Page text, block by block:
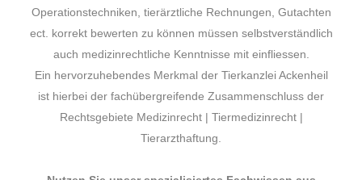
Operationstechniken, tierärztliche Rechnungen, Gutachten
ect. korrekt bewerten zu können müssen selbstverständlich
auch medizinrechtliche Kenntnisse mit einfliessen.
Ein hervorzuhebendes Merkmal der Tierkanzlei Ackenheil
ist hierbei der fachübergreifende Zusammenschluss der
Rechtsgebiete Medizinrecht | Tiermedizinrecht |
Tierarzthaftung.